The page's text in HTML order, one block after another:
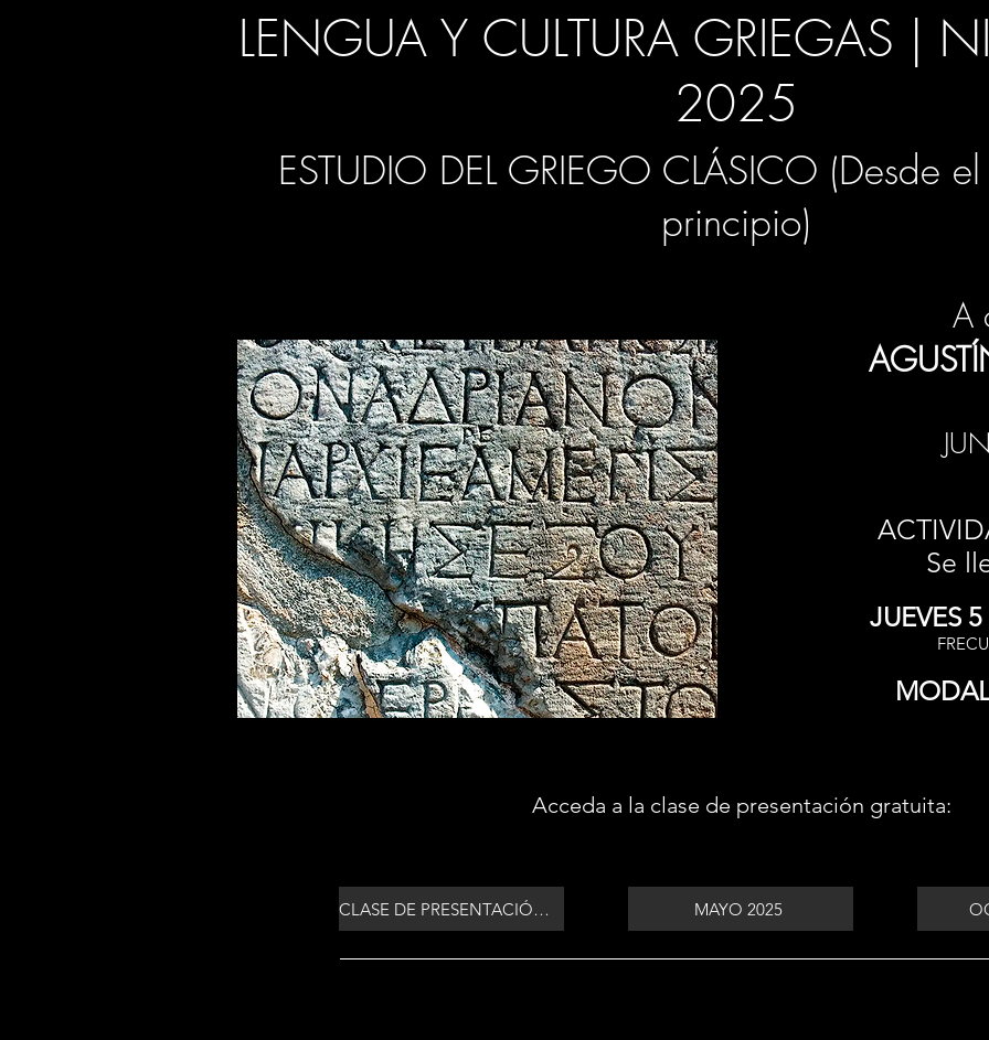
LENGUA Y CULTURA GRIEGAS |
2025
ESTUDIO DEL GRIEGO CLÁSICO (Desde
principio)
A
Se
JUEVES
Acceda a la clase de presentación gratuita:
CLASE DE PRESENTACIÓN GRATUITA MAYO 2025